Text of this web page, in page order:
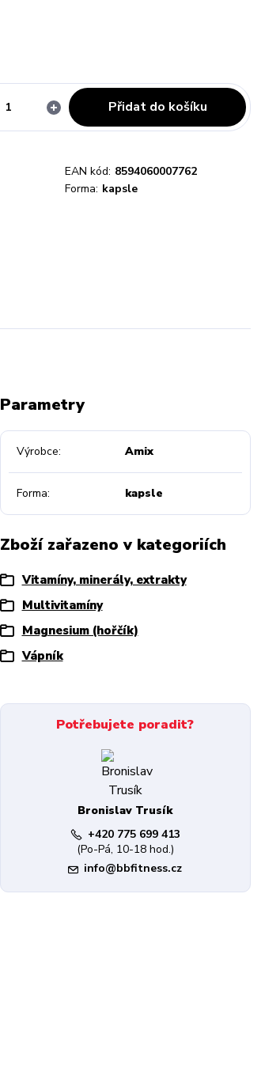
Přidat do košíku
EAN kód: 8594060007762
Forma: kapsle
Parametry
Výrobce Amix
Forma kapsle
Zboží zařazeno v kategoriích
Vitamíny, minerály, extrakty
Multivitamíny
Magnesium (hořčík)
Vápník
Potřebujete poradit?
Bronislav Trusík
+420 775 699 413
(Po-Pá, 10-18 hod.)
info@bbfitness.cz